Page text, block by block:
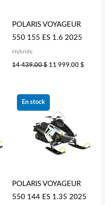
POLARIS VOYAGEUR
550 155 ES 1.6 2025
Hybride
14 439.00$ 11 999.00 $
En stock
POLARIS VOYAGEUR
550 144 ES 1.35 2025
initial
était :
13 839.00 $.